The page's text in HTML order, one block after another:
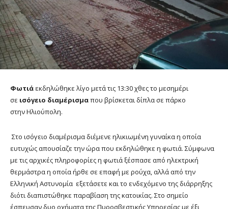
Φωτιά εκδηλώθηκε λίγο μετά τις 13:30 χθες το μεσημέρι
σε ισόγειο διαμέρισμαπου βρίσκεται δίπλα σε πάρκο
στην Ηλιούπολη.
Στο ισόγειο διαμέρισμα διέμενε ηλικιωμένη γυναίκα η οποία
ευτυχώς απουσίαζε την ώρα που εκδηλώθηκε η φωτιά. Σύμφωνα
με τις αρχικές πληροφορίες η φωτιά ξέσπασε από ηλεκτρική
θερμάστρα η οποία ήρθε σε επαφή με ρούχα, αλλά από την
Ελληνική Αστυνομία εξετάσετε και το ενδεχόμενο της διάρρηξης
διότι διαπιστώθηκε παραβίαση της κατοικίας. Στο σημείο
έσπευσαν δυο οχήματα της Πυροσβεστικής Υπηρεσίας με έξι